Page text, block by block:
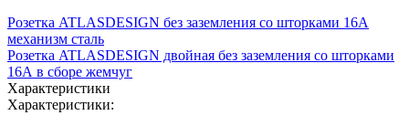
Розетка ATLASDESIGN без заземления со шторками 16А
механизм сталь
Розетка ATLASDESIGN двойная без заземления со шторками
16А в сборе жемчуг
Характеристики
Характеристики: